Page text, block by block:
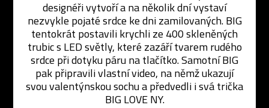
designéři vytvoří a na několik dní vystaví
nezvykle pojaté srdce ke dni zamilovaných. BIG
tentokrát postavili krychli ze 400 skleněných
trubic s LED světly, které zazáří tvarem rudého
srdce při dotyku páru na tlačítko. Samotní BIG
pak připravili vlastní video, na němž ukazují
svou valentýnskou sochu a předvedli i svá trička
BIG LOVE NY.